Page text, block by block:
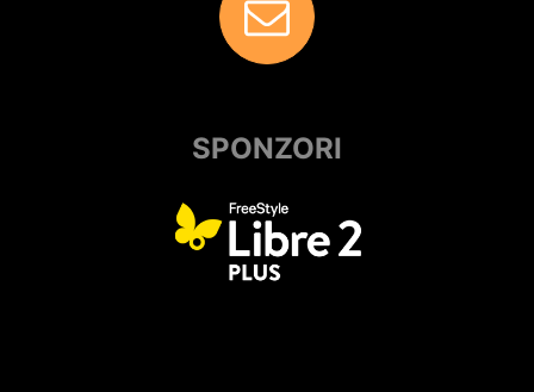
SPONZORI